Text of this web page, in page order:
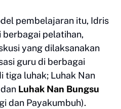
pembelajaran itu, Idris
pelatihan,
yang dilaksanakan
guru di berbagai
tiga luhak; Luhak Nan
Luhak Nan Bungsu
dan Payakumbuh).